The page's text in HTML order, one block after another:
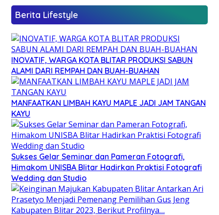
Berita Lifestyle
INOVATIF, WARGA KOTA BLITAR PRODUKSI SABUN
ALAMI DARI REMPAH DAN BUAH-BUAHAN
MANFAATKAN LIMBAH KAYU MAPLE JADI JAM TANGAN
KAYU
Sukses Gelar Seminar dan Pameran Fotografi,
Himakom UNISBA Blitar Hadirkan Praktisi Fotografi
Wedding dan Studio